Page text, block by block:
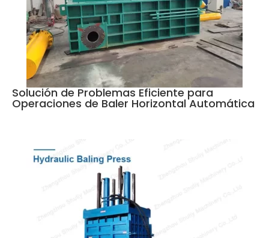
Solución de Problemas Eficiente para
Operaciones de Baler Horizontal Automática